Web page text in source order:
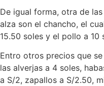
De igual forma, otra de
alza son el chancho, el
15.50 soles y el pollo a 10
Entro otros precios que
las alverjas a 4 soles,
a S/2, zapallos a S/2.50,